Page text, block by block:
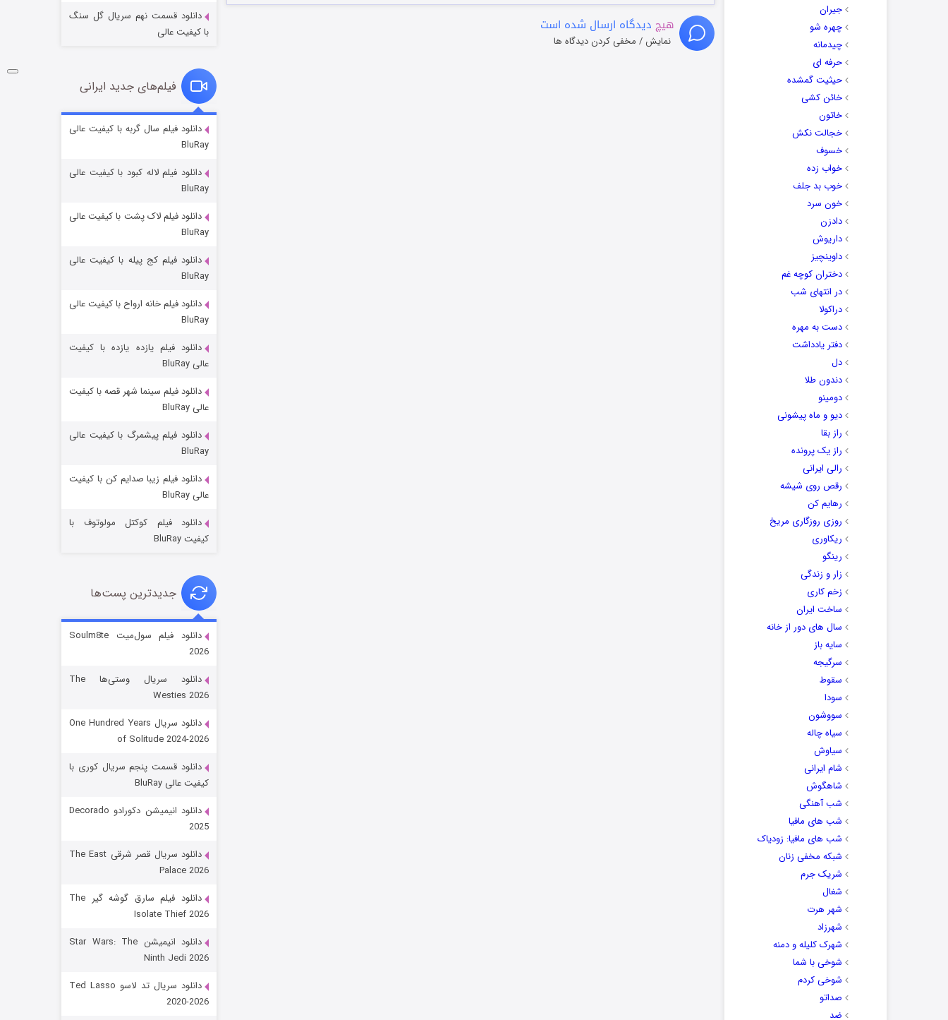
جیران
چهره شو
چیدمانه
حرفه ای
حیثیت گمشده
خائن کشی
خاتون
خجالت نکش
خسوف
خواب زده
خوب بد جلف
خون سرد
دادزن
داریوش
داوینچیز
دختران کوچه غم
در انتهای شب
دراکولا
دست به مهره
دفتر یادداشت
دل
دندون طلا
دومینو
دیو و ماه پیشونی
راز بقا
راز یک پرونده
رالی ایرانی
رقص روی شیشه
رهایم کن
روزی روزگاری مریخ
ریکاوری
رینگو
زار و زندگی
زخم کاری
ساخت ایران
سال های دور از خانه
سایه باز
سرگیجه
سقوط
سودا
سووشون
سیاه چاله
سیاوش
شام ایرانی
شاهگوش
شب آهنگی
شب های مافیا
شب های مافیا: زودیاک
شبکه مخفی زنان
شریک جرم
شغال
شهر هرت
شهرزاد
شهرک کلیله و دمنه
شوخی با شما
شوخی کردم
صداتو
ضد
هیچ دیدگاه ارسال شده است
نمایش / مخفی کردن دیدگاه ها
شوگر فصل ۲
قسمت
خاندان اژدها فصل ۳
جادوگری در مغولستان
قسمت۶ (زیرنویس)
رویایی برای تو
قسمت۱۵ (دوبله)
دانلود قسمت نهم سریال گل سنگ
با کیفیت عالی
فیلم‌های جدید ایرانی
دانلود فیلم سال گربه با کیفیت عالی
BluRay
دانلود فیلم لاله کبود با کیفیت عالی
BluRay
دانلود فیلم لاک پشت با کیفیت عالی
BluRay
دانلود فیلم کج‌ پیله با کیفیت عالی
BluRay
دانلود فیلم خانه ارواح با کیفیت عالی
BluRay
دانلود فیلم یازده یازده با کیفیت
عالی BluRay
دانلود فیلم سینما شهر قصه با کیفیت
عالی BluRay
دانلود فیلم پیشمرگ با کیفیت عالی
BluRay
دانلود فیلم زیبا صدایم کن با کیفیت
عالی BluRay
دانلود فیلم کوکتل مولوتوف با
کیفیت BluRay
جدیدترین پست‌ها
دانلود فیلم سول‌میت Soulm8te
2026
دانلود سریال وستی‌ها The
Westies 2026
دانلود سریال One Hundred Years
of Solitude 2024-2026
دانلود قسمت پنجم سریال کوری با
کیفیت عالی BluRay
دانلود انیمیشن دکورادو Decorado
2025
دانلود سریال قصر شرقی The East
Palace 2026
دانلود فیلم سارق گوشه گیر The
Isolate Thief 2026
دانلود انیمیشن Star Wars: The
Ninth Jedi 2026
دانلود سریال تد لاسو Ted Lasso
2020-2026